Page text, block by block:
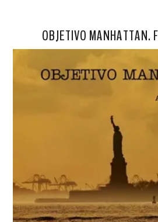
OBJETIVO MANHATTAN.